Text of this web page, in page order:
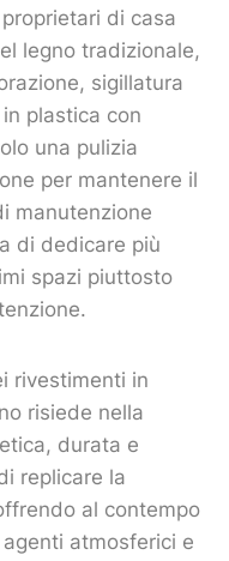
di casa
legno tradizionale,
sigillatura
plastica con
una pulizia
per mantenere il
manutenzione
di dedicare più
spazi piuttosto
rivestimenti in
risiede nella
durata e
replicare la
al contempo
atmosferici e